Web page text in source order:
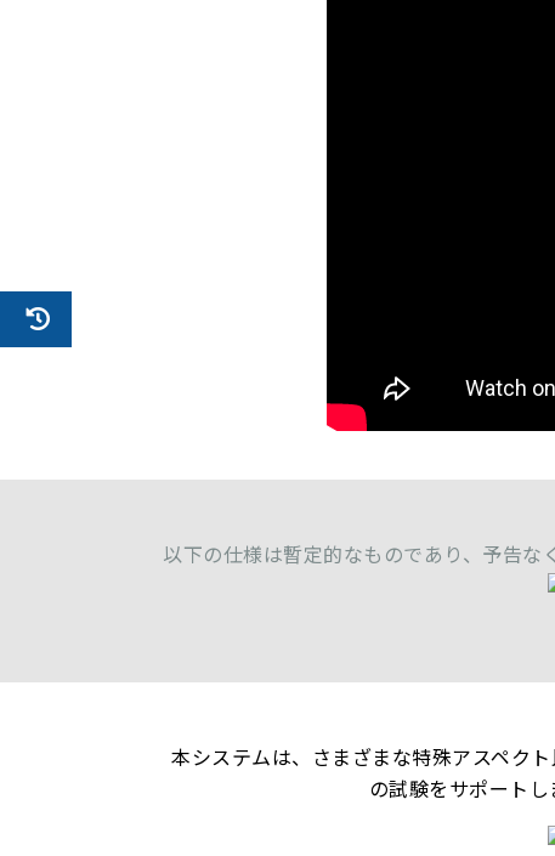
以下の仕様は暫定的なものであり、予告な
本システムは、さまざまな特殊アスペク
の試験をサポート